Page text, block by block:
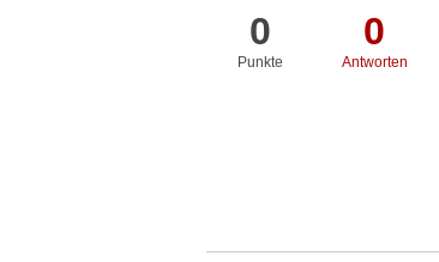
0
Punkte
0
Antworten